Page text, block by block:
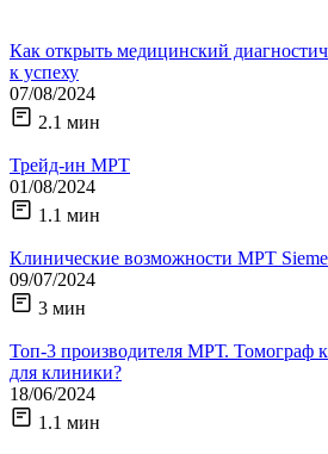
Как открыть медицинский
к успеху
07/08/2024
2.1 мин
Трейд-ин МРТ
01/08/2024
1.1 мин
Клинические возможности МРТ
09/07/2024
3 мин
Топ-3 производителя МРТ. Томограф
для клиники?
18/06/2024
1.1 мин